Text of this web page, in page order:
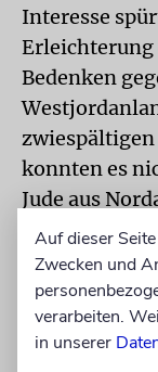
Interesse
Erleichterung
Bedenken
zwiespältigen
konnten es
Jude aus
Josh: Das
Ich: Ich
haben sie
ging ein paar
Auf dieser
Zwecken und
verarbeiten.
in unserer